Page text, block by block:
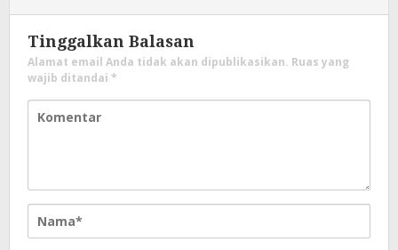
Tinggalkan Balasan
Alamat email Anda tidak akan dipublikasikan. Ruas yang
wajib ditandai *